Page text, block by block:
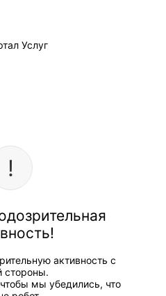
активность с
стороны.
мы убедились, что